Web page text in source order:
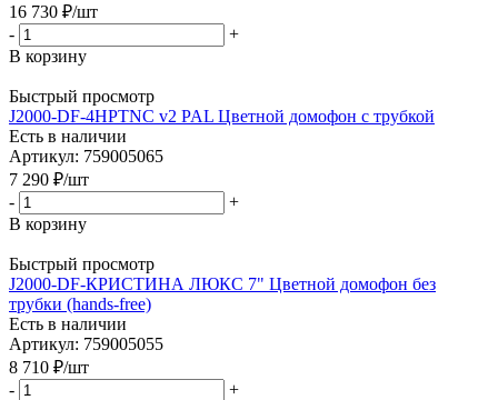
16 730 ₽/шт
-
+
В корзину
Быстрый просмотр
J2000-DF-4HPTNC v2 PAL Цветной домофон с трубкой
Есть в наличии
Артикул: 759005065
7 290 ₽/шт
-
+
В корзину
Быстрый просмотр
J2000-DF-КРИСТИНА ЛЮКС 7" Цветной домофон без
трубки (hands-free)
Есть в наличии
Артикул: 759005055
8 710 ₽/шт
-
+